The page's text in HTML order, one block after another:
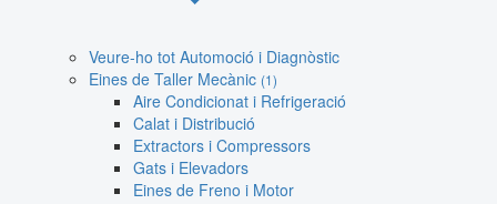
Veure-ho tot Automoció i Diagnòstic
Eines de Taller Mecànic (1)
Aire Condicionat i Refrigeració
Calat i Distribució
Extractors i Compressors
Gats i Elevadors
Eines de Freno i Motor